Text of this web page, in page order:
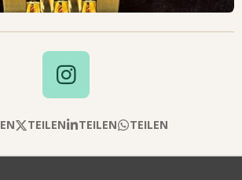
I
N
S
T
TEILEN TEILEN TEILEN